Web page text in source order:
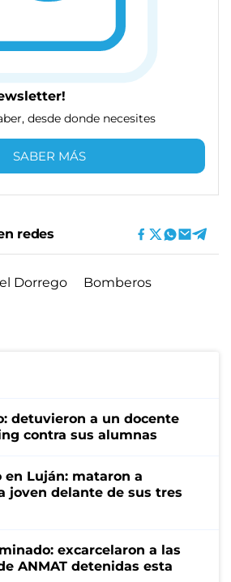
desde donde necesites
SABER MÁS
redes
Dorrego
Bomberos
detuvieron a un docente
contra sus alumnas
Luján: mataron a
joven delante de sus tres
excarcelaron a las
ANMAT detenidas esta